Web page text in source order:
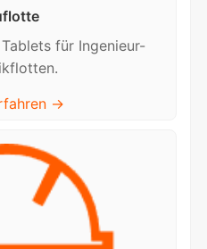
für Ingenieur-
→